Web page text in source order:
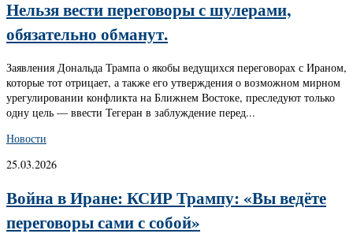
Нельзя вести переговоры с шулерами,
обязательно обманут.
Заявления Дональда Трампа о якобы ведущихся переговорах с Ираном,
которые тот отрицает, а также его утверждения о возможном мирном
урегулировании конфликта на Ближнем Востоке, преследуют только
одну цель — ввести Тегеран в заблуждение перед...
Новости
25.03.2026
Война в Иране: КСИР Трампу: «Вы ведёте
переговоры сами с собой»